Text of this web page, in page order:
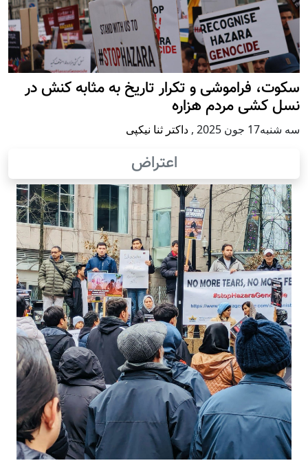
سکوت، فراموشی و تکرار تاريخ به مثابه کنش در
نسل کشی مردم هزاره
سه شنبه17 جون 2025 , داکتر ثنا نیکپی
اعتراض